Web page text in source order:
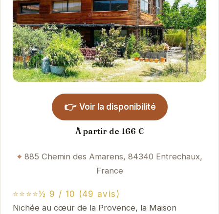
👉 Voir la disponibilité
À partir de 166 €
885 Chemin des Amarens, 84340 Entrechaux,
France
⭐⭐⭐⭐½ 9 / 10 (49 avis)
Nichée au cœur de la Provence, la Maison